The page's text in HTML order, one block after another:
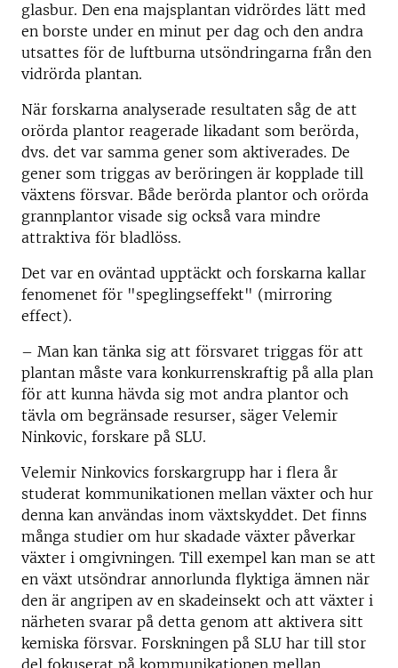
glasbur. Den ena majsplantan vidrördes lätt med
en borste under en minut per dag och den andra
utsattes för de luftburna utsöndringarna från den
vidrörda plantan.
När forskarna analyserade resultaten såg de att
orörda plantor reagerade likadant som berörda,
dvs. det var samma gener som aktiverades. De
gener som triggas av beröringen är kopplade till
växtens försvar. Både berörda plantor och orörda
grannplantor visade sig också vara mindre
attraktiva för bladlöss.
Det var en oväntad upptäckt och forskarna kallar
fenomenet för "speglingseffekt" (mirroring
effect).
– Man kan tänka sig att försvaret triggas för att
plantan måste vara konkurrenskraftig på alla plan
för att kunna hävda sig mot andra plantor och
tävla om begränsade resurser, säger Velemir
Ninkovic, forskare på SLU.
Velemir Ninkovics forskargrupp har i flera år
studerat kommunikationen mellan växter och hur
denna kan användas inom växtskyddet. Det finns
många studier om hur skadade växter påverkar
växter i omgivningen. Till exempel kan man se att
en växt utsöndrar annorlunda flyktiga ämnen när
den är angripen av en skadeinsekt och att växter i
närheten svarar på detta genom att aktivera sitt
kemiska försvar. Forskningen på SLU har till stor
del fokuserat på kommunikationen mellan